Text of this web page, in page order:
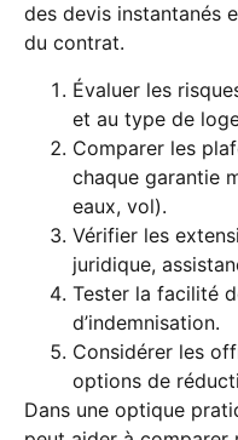
des devis instantanés
du contrat.
Évaluer les
et au type de
Comparer les
chaque garantie
eaux, vol).
Vérifier les
juridique,
Tester la facilité
d’indemnisation.
Considérer les
options de
Dans une optique